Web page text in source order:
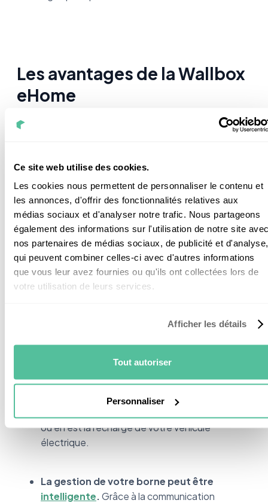
Ce site web utilise des cookies.
Les cookies nous permettent de personnaliser le contenu et
les annonces, d'offrir des fonctionnalités relatives aux
médias sociaux et d'analyser notre trafic. Nous partageons
également des informations sur l'utilisation de notre site
nos partenaires de médias sociaux, de publicité et d'analyse,
qui peuvent combiner celles-ci avec d'autres informations
que vous leur avez fournies ou qu'ils ont collectées lors de
votre utilisation de leurs services.
Afficher les détails
Tout autoriser
Personnaliser
Les avantages de la Wallbox
eHome
de recharge.
Parmi les points forts :
Il s'agit d’une borne très robuste.Le
plastique ABS est un matériau extrêmement
solide et résistant aux UV.
pouvez enrouler le câble autour de la borne
lorsqu’il n’est pas utilisé. Cela permet de le
ranger sans l’endommager.
La barre LED informe parfaitement de
où en est la recharge de votre véhicule
électrique.
La gestion de votre borne peut être
intelligente.Grâce à la communication